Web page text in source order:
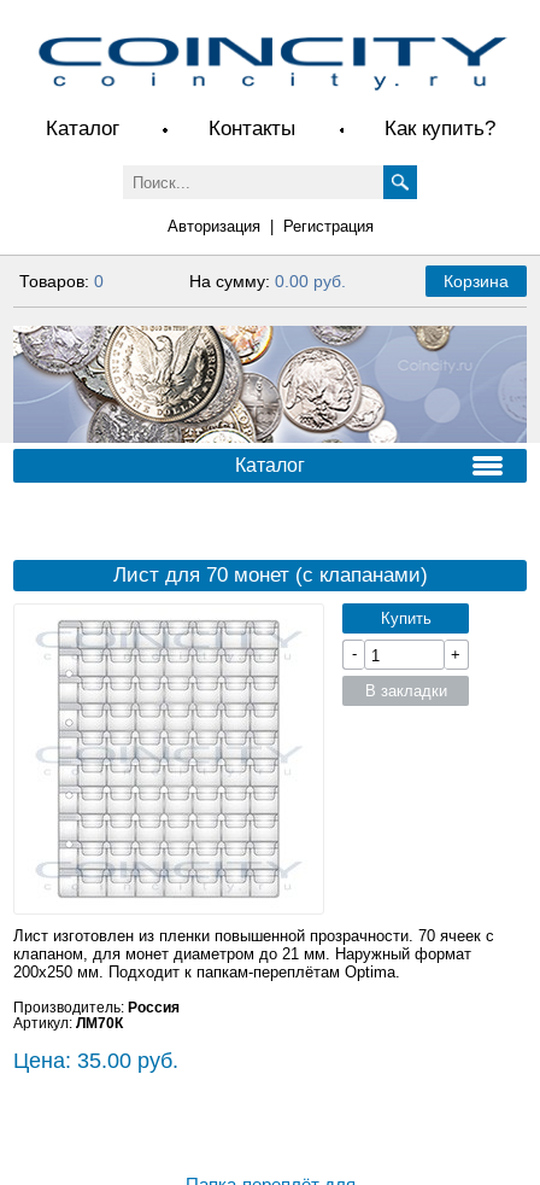
Каталог Контакты Как купить?
Авторизация| Регистрация
Товаров:0 На сумму: 0.00 руб. Корзина
Каталог
Лист для 70 монет (с клапанами)
Лист изготовлен из пленки повышенной прозрачности. 70 ячеек с
клапаном, для монет диаметром до 21 мм. Наружный формат
200x250 мм. Подходит к папкам-переплётам Optima.
Производитель: Россия
Артикул:ЛМ70К
Цена: 35.00 руб.
Купить
-
+
В закладки